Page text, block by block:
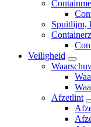
Spuitlijm,
Veiligheid
Afzetlint